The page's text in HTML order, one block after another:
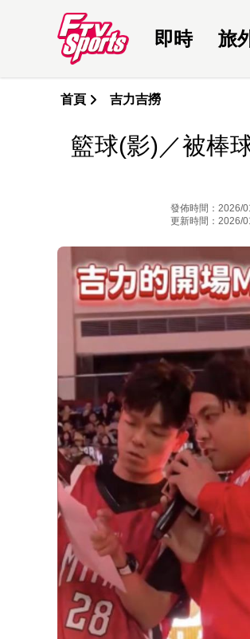
即時 旅
首頁 吉力吉撈
籃球(影)／被棒
發佈時間：2026/
更新時間：2026/